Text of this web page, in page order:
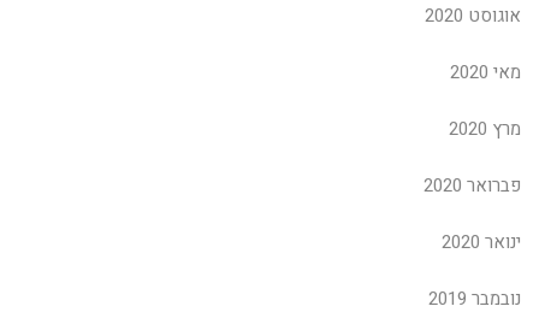
אוגוסט 2020
מאי 2020
מרץ 2020
פברואר 2020
ינואר 2020
נובמבר 2019